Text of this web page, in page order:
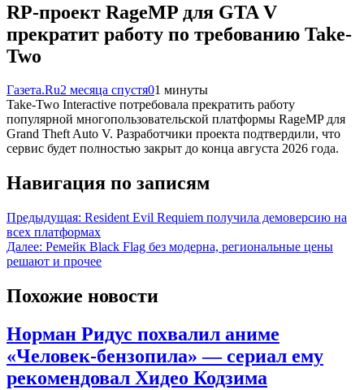
RP-проект RageMP для GTA V
прекратит работу по требованию Take-
Two
Газета.Ru2 месяца спустя01 минуты
Take-Two Interactive потребовала прекратить работу
популярной многопользовательской платформы RageMP для
Grand Theft Auto V. Разработчики проекта подтвердили, что
сервис будет полностью закрыт до конца августа 2026 года.
Навигация по записям
Предыдущая: Resident Evil Requiem получила демоверсию на
всех платформах
Далее: Ремейк Black Flag без модерна, региональные цены
решают и прочее
Похожие новости
Норман Ридус похвалил аниме
«Человек-бензопила» — сериал ему
рекомендовал Хидео Кодзима